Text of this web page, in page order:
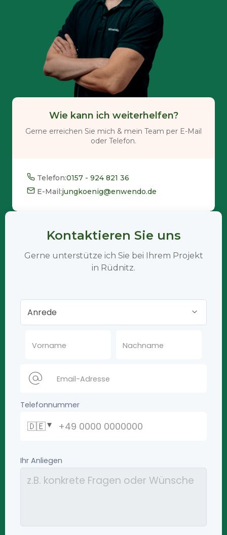
Wie kann ich weiterhelfen?
Gerne erreichen Sie mich & mein Team per E-Mail
oder Telefon.
Telefon:0157 - 924 821 36
E-Mail:jungkoenig@enwendo.de
Kontaktieren Sie uns
Gerne unterstütze ich Sie bei Ihrem Projekt
in Rüdnitz.